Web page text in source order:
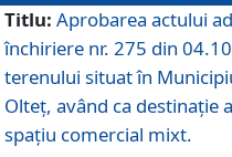
Titlu: Aprobarea actului
închiriere nr. 275 din
terenului situat în
Olteț, având ca destinație
spațiu comercial mixt.